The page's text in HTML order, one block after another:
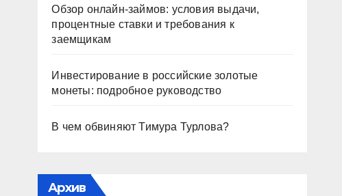
Обзор онлайн-займов: условия выдачи,
процентные ставки и требования к
заемщикам
Инвестирование в российские золотые
монеты: подробное руководство
В чем обвиняют Тимура Турлова?
Архив